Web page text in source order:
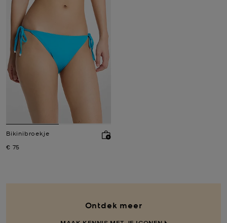
Bikinibroekje
Nu
€ 75
Ontdek meer